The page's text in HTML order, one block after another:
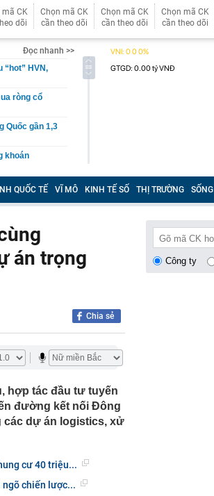
mã CK
dõi
Chọn mã CK
cần theo dõi
Chọn mã CK
cần theo dõi
Chọn mã CK
cần theo dõi
Đọc nhanh >>
“hot” HVN,
ròng cổ
Quốc gần 1,3
khoán
3 tháng
600 tỷ, giảm
“chắc
ban công?
khác
người Việt
hệ phụ
lợi!
triệu USD
sinh nhật
QUỐC TẾ VĨ MÔ KINH TẾ SỐ THỊ TRƯỜNG SỐNG
án trọng
Chia sẻ
hợp tác đầu tư tuyến
đường kết nối Đông
các dự án logistics, xử
cư 40 triệu...
ngõ chiến lược...
Công ty